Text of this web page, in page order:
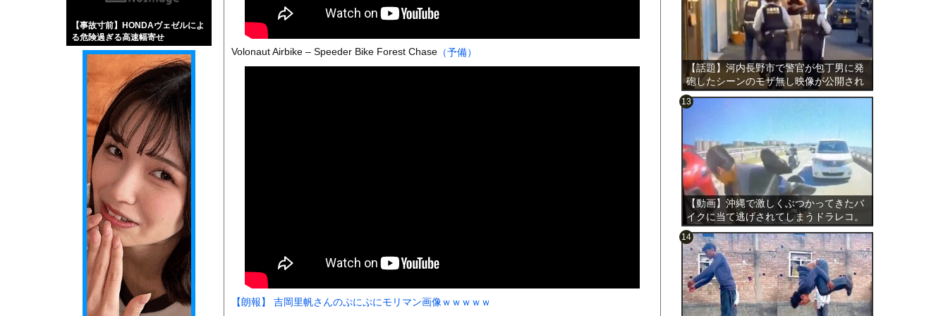
【事故寸前】HONDAヴェゼルによ
る危険過ぎる高速幅寄せ
【画像】伊藤舞雪とかいうＡＶ女優ｗｗｗｗｗｗｗｗｗｗw
【緊急】肛門にスティックのり入れたけど出てこないの！！
【動画】サッカーの試合中の落雷で選手1人が死亡、12人が負傷した事故。
Volonaut Airbike – Speeder Bike Forest Chase （予備）
【朗報】 吉岡里帆さんのぷにぷにモリマン画像ｗｗｗｗｗ
【話題】河内長野市で警官が包丁男に発
砲したシーンのモザ無し映像が公開され
る。
【動画】沖縄で激しくぶつかってきたバ
イクに当て逃げされてしまうドラレコ。